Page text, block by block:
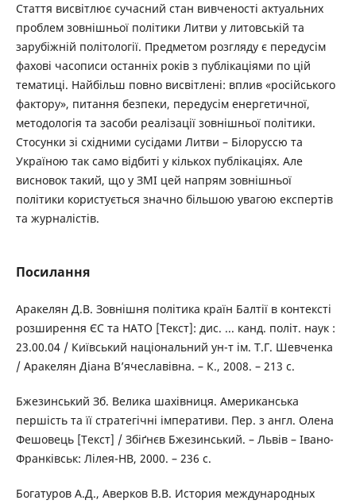
Стаття висвітлює сучасний стан вивченості актуальних
проблем зовнішньої політики Литви у литовській та
зарубіжній політології. Предметом розгляду є передусім
фахові часописи останніх років з публікаціями по цій
тематиці. Найбільш повно висвітлені: вплив «російського
фактору», питання безпеки, передусім енергетичної,
методологія та засоби реалізації зовнішньої політики.
Стосунки зі східними сусідами Литви – Білоруссю та
Україною так само відбиті у кількох публікаціях. Але
висновок такий, що у ЗМІ цей напрям зовнішньої
політики користується значно більшою увагою експертів
та журналістів.
Посилання
Аракелян Д.В. Зовнішня політика країн Балтії в контексті
розширення ЄС та НАТО [Текст]: дис. ... канд. політ. наук :
23.00.04 / Київський національний ун-т ім. Т.Г. Шевченка
/ Аракелян Діана В’ячеславівна. – К., 2008. – 213 с.
Бжезинський Зб. Велика шахівниця. Американська
першість та її стратегічні імперативи. Пер. з англ. Олена
Фешовець [Текст] / Збіґнєв Бжезинський. – Львів – Івано-
Франківськ: Лілея-НВ, 2000. – 236 с.
Богатуров А.Д., Аверков В.В. История международных